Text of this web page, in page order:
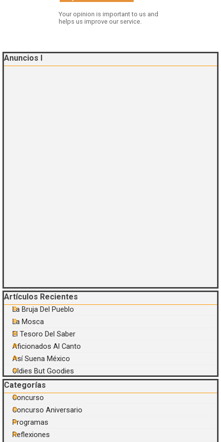
Your opinion is important to us and
helps us improve our service.
Saltar el bloque Anuncios I
Anuncios I
Saltar el bloque Artículos Recientes
Artículos Recientes
La Bruja Del Pueblo
La Mosca
El Tesoro Del Saber
Aficionados Al Canto
Así Suena México
Oldies But Goodies
Saltar el bloque Categorías
Categorías
Concurso
Concurso Aniversario
Programas
Reflexiones